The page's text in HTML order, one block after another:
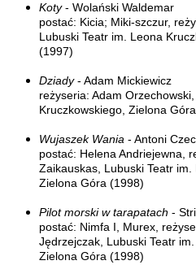
Koty- Wolański Waldemar
postać: Kicia; Miki-szczur,
Lubuski Teatr im. Leona
(1997)
Dziady- Adam Mickiewicz
reżyseria: Adam
Kruczkowskiego, Zielona
Wujaszek Wania - Antoni
postać: Helena Andriejewna,
Zaikauskas, Lubuski Teatr im.
Zielona Góra (1998)
Pilot morski w tarapatach -
postać: Nimfa I, Murex,
Jędrzejczak, Lubuski Teatr
Zielona Góra (1998)